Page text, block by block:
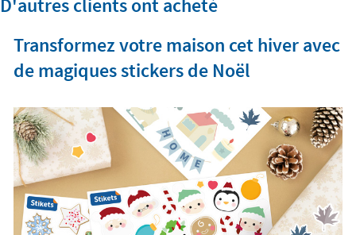
Transformez votre maison cet hiver avec
de magiques stickers de Noël